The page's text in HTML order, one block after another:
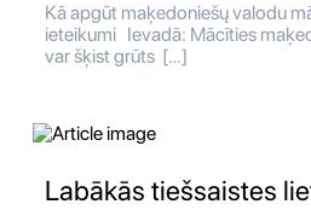
Kā apgūt maķedoniešų valodu
ieteikumi Ievadā: Mācīties
var šķist grūts […]
Labākās tiešsaistes